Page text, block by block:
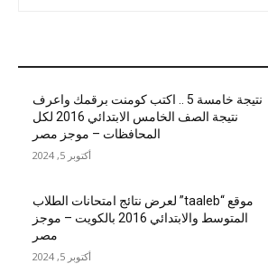
نتيجة خامسة 5 .. اكتب كومنت برقمك واعرف
نتيجة الصف الخامس الابتدائي 2016 لكل
المحافظات – موجز مصر
أكتوبر 5, 2024
موقع “taaleb” لعرض نتائج امتحانات الطلاب
المتوسط والابتدائي 2016 بالكويت – موجز
مصر
أكتوبر 5, 2024